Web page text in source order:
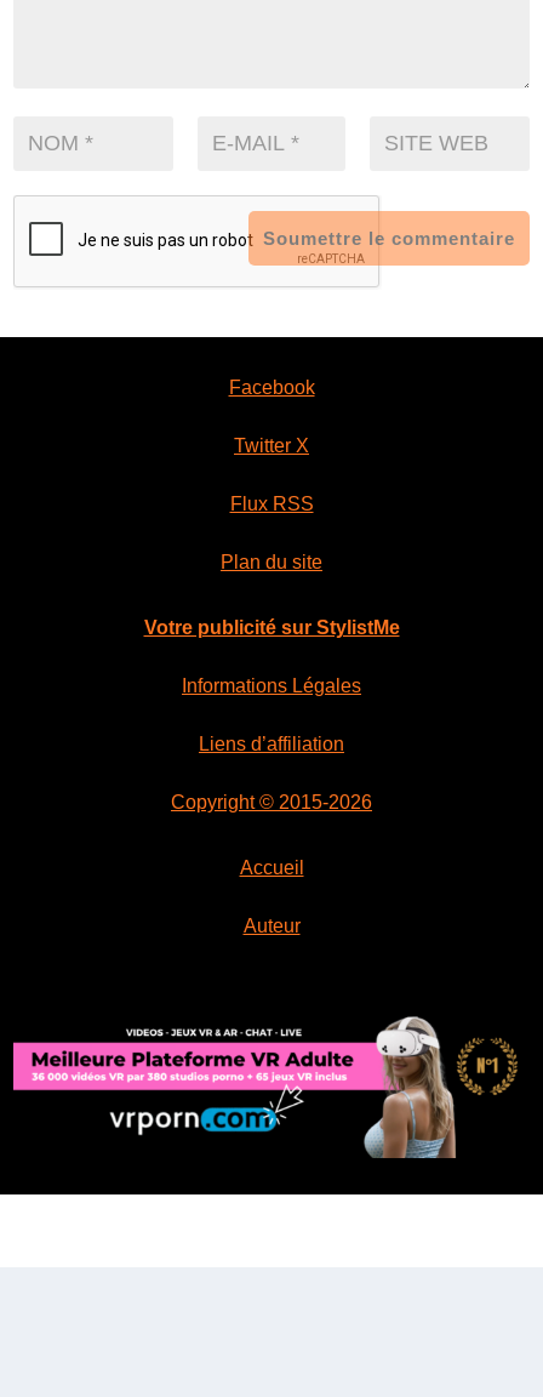
Soumettre le commentaire
Facebook
Twitter X
Flux RSS
Plan du site
Votre publicité sur StylistMe
Informations Légales
Liens d’affiliation
Copyright © 2015-2026
Accueil
Auteur